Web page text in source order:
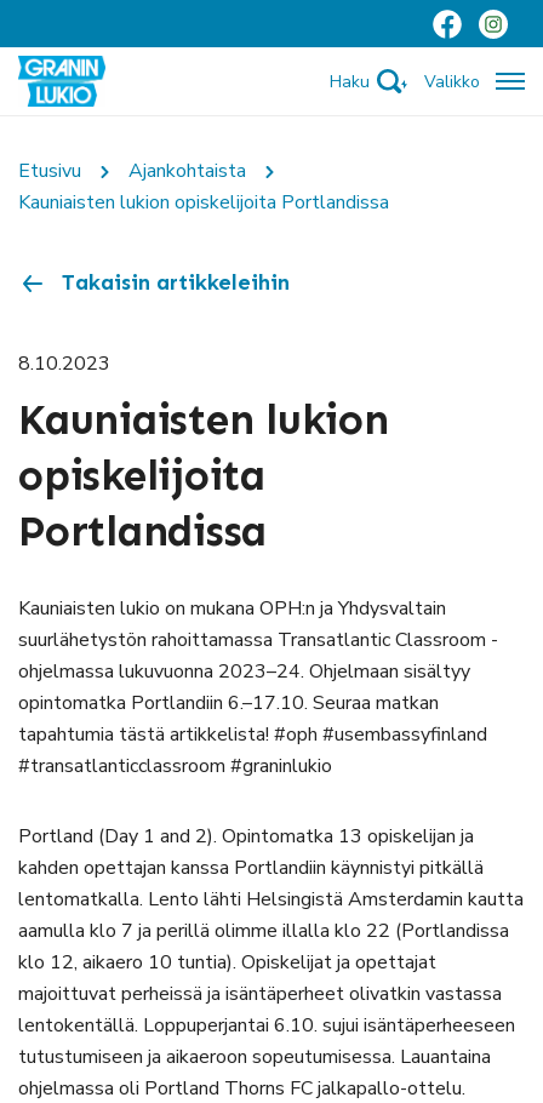
Haku Valikko
Etusivu
Ajankohtaista
Kauniaisten lukion opiskelijoita Portlandissa
Takaisin artikkeleihin
8.10.2023
Kauniaisten lukion
opiskelijoita
Portlandissa
Kauniaisten lukio on mukana OPH:n ja Yhdysvaltain
suurlähetystön rahoittamassa Transatlantic Classroom -
ohjelmassa lukuvuonna 2023–24. Ohjelmaan sisältyy
opintomatka Portlandiin 6.–17.10. Seuraa matkan
tapahtumia tästä artikkelista! #oph #usembassyfinland
#transatlanticclassroom #graninlukio
Portland (Day 1 and 2). Opintomatka 13 opiskelijan ja
kahden opettajan kanssa Portlandiin käynnistyi pitkällä
lentomatkalla. Lento lähti Helsingistä Amsterdamin kautta
aamulla klo 7 ja perillä olimme illalla klo 22 (Portlandissa
klo 12, aikaero 10 tuntia). Opiskelijat ja opettajat
majoittuvat perheissä ja isäntäperheet olivatkin vastassa
lentokentällä. Loppuperjantai 6.10. sujui isäntäperheeseen
tutustumiseen ja aikaeroon sopeutumisessa. Lauantaina
ohjelmassa oli Portland Thorns FC jalkapallo-ottelu.